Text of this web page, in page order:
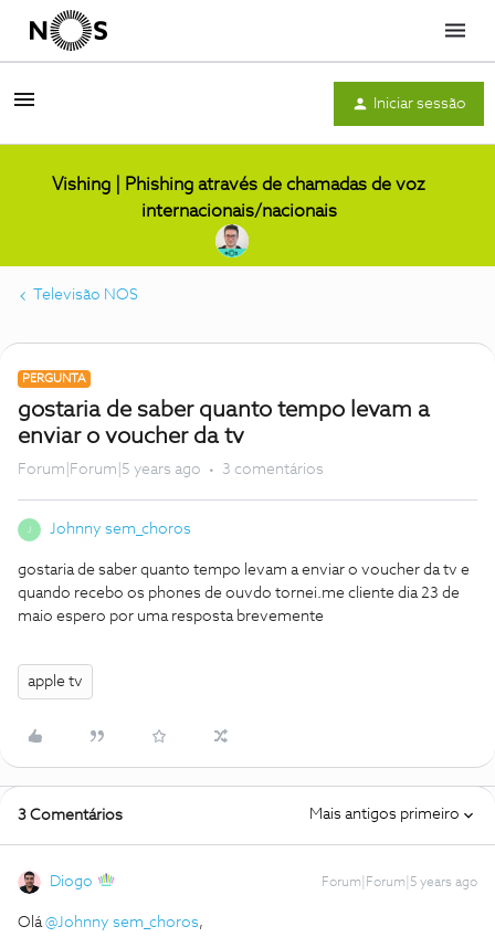
Menu
Iniciar sessão
Vishing | Phishing através de chamadas de voz
internacionais/nacionais
Televisão NOS
PERGUNTA
gostaria de saber quanto tempo levam a
enviar o voucher da tv
Forum|Forum|5 years ago 3 comentários
Johnny sem_choros
gostaria de saber quanto tempo levam a enviar o voucher da tv e
quando recebo os phones de ouvdo tornei.me cliente dia 23 de
maio espero por uma resposta brevemente
apple tv
3 Comentários Mais antigos primeiro
Diogo Forum|Forum|5 years ago
Olá@Johnny sem_choros,